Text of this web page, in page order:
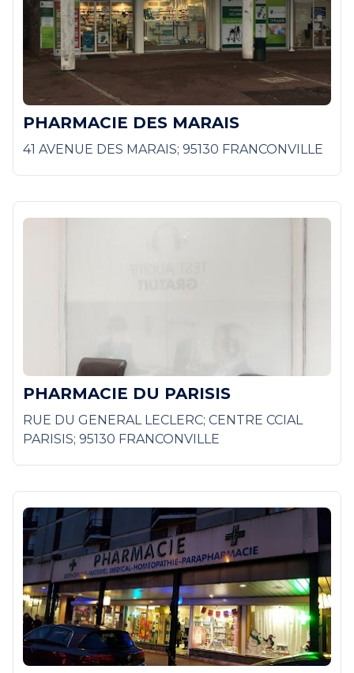
PHARMACIE DES MARAIS
41 AVENUE DES MARAIS; 95130 FRANCONVILLE
PHARMACIE DU PARISIS
RUE DU GENERAL LECLERC; CENTRE CCIAL
PARISIS; 95130 FRANCONVILLE